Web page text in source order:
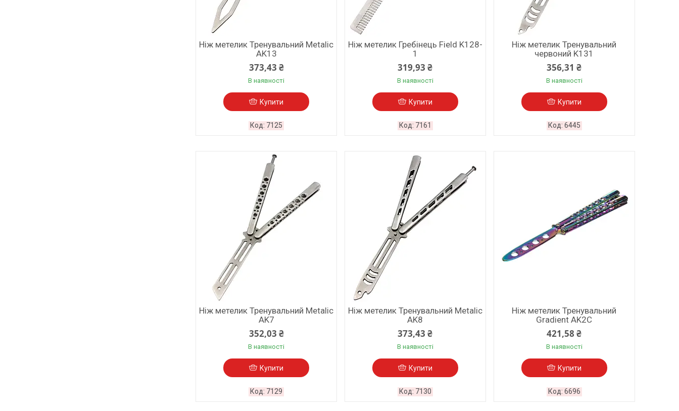
Ніж метелик Тренувальний Metalic
AK13
373,43 ₴
В наявності
Купити
7125
Ніж метелик Гребінець Field K128-
1
319,93 ₴
В наявності
Купити
7161
Ніж метелик Тренувальний
червоний K131
356,31 ₴
В наявності
Купити
6445
Ніж метелик Тренувальний Metalic
AK7
352,03 ₴
В наявності
Купити
7129
Ніж метелик Тренувальний Metalic
AK8
373,43 ₴
В наявності
Купити
7130
Ніж метелик Тренувальний
Gradient AK2C
421,58 ₴
В наявності
Купити
6696